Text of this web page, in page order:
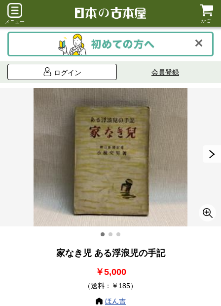
メニュー かご
ログイン 会員登録
家なき児 ある浮浪児の手記
￥5,000
（送料：￥185）
ほん吉